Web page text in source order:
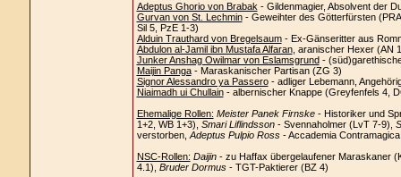
Adeptus Ghorio von Brabak - Gildenmagier, Absolvent der
Gurvan von St. Lechmin- Geweihter des Götterfürsten
Sil 5, PzE 1-3)
Alduin Trauthard von Bregelsaum- Ex-Gänseritter aus
Abdulon al-Jamil ibn Mustafa Alfaran, aranischer Hexer (AN
Junker Anshag Owilmar von Eslamsgrund-
Maijin Panga- Maraskanischer Partisan (ZG 3)
Signor Alessandro ya Passero- adliger Lebemann,
Niaimadh ui Chullain- albernischer Knappe (Greyfenfels 4,
Ehemalige Rollen: Meister Panek Firnske- Historiker und
1+2, WB 1+3), Smari Liflindsson- Svennaholmer (LvT 7-9),
verstorben, Adeptus Pulpio Ross- Accademia
NSC-Rollen: Daijin- zu Haffax übergelaufener Maraskaner
4.1), Bruder Dormus- TGT-Paktierer (BZ 4)